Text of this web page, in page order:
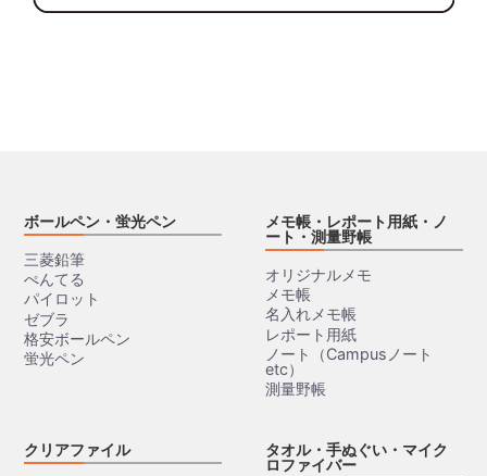
ボールペン・蛍光ペン
三菱鉛筆
ぺんてる
パイロット
ゼブラ
格安ボールペン
蛍光ペン
クリアファイル
メモ帳・レポート用紙・ノ
ート・測量野帳
オリジナルメモ
メモ帳
名入れメモ帳
レポート用紙
ノート（Campusノート
etc）
測量野帳
タオル・手ぬぐい・マイク
ロファイバー